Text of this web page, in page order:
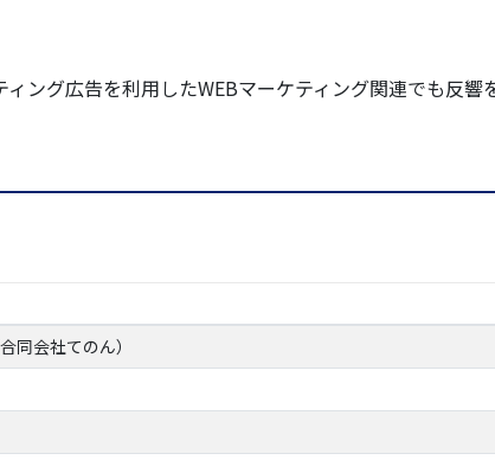
ング広告を利用したWEBマーケティング関連でも反響
同会社てのん）